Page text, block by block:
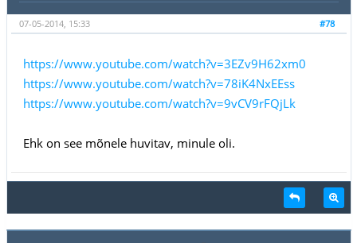
#78
07-05-2014, 15:33
https://www.youtube.com/watch?v=3EZv9H62xm0
https://www.youtube.com/watch?v=78iK4NxEEss
https://www.youtube.com/watch?v=9vCV9rFQjLk
Ehk on see mõnele huvitav, minule oli.